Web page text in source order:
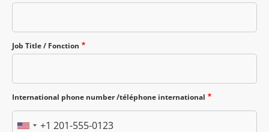
Job Title / Fonction
International phone number /téléphone international
Téléphone